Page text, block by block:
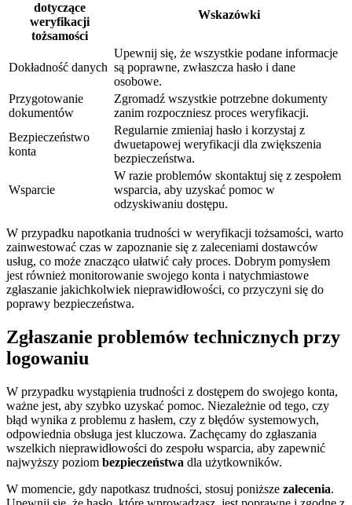
dotyczące
weryfikacji
tożsamości
Wskazówki
Dokładność danych
Upewnij się, że wszystkie podane informacje
są poprawne, zwłaszcza hasło i dane
osobowe.
Przygotowanie
dokumentów
Zgromadź wszystkie potrzebne dokumenty
zanim rozpoczniesz proces weryfikacji.
Bezpieczeństwo
konta
Regularnie zmieniaj hasło i korzystaj z
dwuetapowej weryfikacji dla zwiększenia
bezpieczeństwa.
Wsparcie
W razie problemów skontaktuj się z zespołem
wsparcia, aby uzyskać pomoc w
odzyskiwaniu dostępu.
W przypadku napotkania trudności w weryfikacji tożsamości, warto
zainwestować czas w zapoznanie się z zaleceniami dostawców
usług, co może znacząco ułatwić cały proces. Dobrym pomysłem
jest również monitorowanie swojego konta i natychmiastowe
zgłaszanie jakichkolwiek nieprawidłowości, co przyczyni się do
poprawy bezpieczeństwa.
Zgłaszanie problemów technicznych przy
logowaniu
W przypadku wystąpienia trudności z dostępem do swojego konta,
ważne jest, aby szybko uzyskać pomoc. Niezależnie od tego, czy
błąd wynika z problemu z hasłem, czy z błędów systemowych,
odpowiednia obsługa jest kluczowa. Zachęcamy do zgłaszania
wszelkich nieprawidłowości do zespołu wsparcia, aby zapewnić
najwyższy poziom bezpieczeństwa dla użytkowników.
W momencie, gdy napotkasz trudności, stosuj poniższe zalecenia.